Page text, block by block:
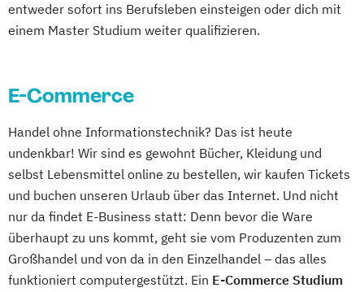
entweder sofort ins Berufsleben einsteigen oder dich mit
einem Master Studium weiter qualifizieren.
E-Commerce
Handel ohne Informationstechnik? Das ist heute
undenkbar! Wir sind es gewohnt Bücher, Kleidung und
selbst Lebensmittel online zu bestellen, wir kaufen Tickets
und buchen unseren Urlaub über das Internet. Und nicht
nur da findet E-Business statt: Denn bevor die Ware
überhaupt zu uns kommt, geht sie vom Produzenten zum
Großhandel und von da in den Einzelhandel – das alles
funktioniert computergestützt. Ein E-Commerce Studium